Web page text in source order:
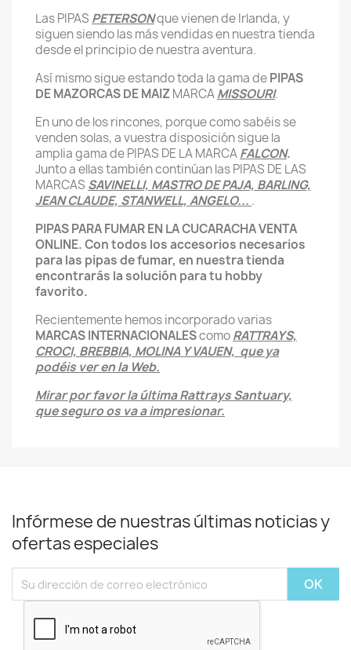
Las PIPAS PETERSONque vienen de Irlanda, y
siguen siendo las más vendidas en nuestra tienda
desde el principio de nuestra aventura.
Así mismo sigue estando toda la gama dePIPAS
DE MAZORCAS DE MAIZMARCAMISSOURI.
En uno de los rincones, porque como sabéis se
venden solas, a vuestra disposición sigue la
amplia gama de PIPAS DE LA MARCAFALCON.
Junto a ellas también continúan las PIPAS DE LAS
MARCAS SAVINELLI, MASTRO DE PAJA, BARLING,
JEAN CLAUDE, STANWELL, ANGELO... .
PIPAS PARA FUMAR EN LA CUCARACHA VENTA
ONLINE. Con todos los accesorios necesarios
para las pipas de fumar, en nuestra tienda
encontrarás la solución para tu hobby
favorito.
Recientemente hemos incorporado varias
MARCAS INTERNACIONALEScomoRATTRAYS,
CROCI, BREBBIA, MOLINA Y VAUEN, que ya
podéis ver en la Web.
Mirar por favor la última Rattrays Santuary,
que seguro os va a impresionar.
Infórmese de nuestras últimas noticias y
ofertas especiales